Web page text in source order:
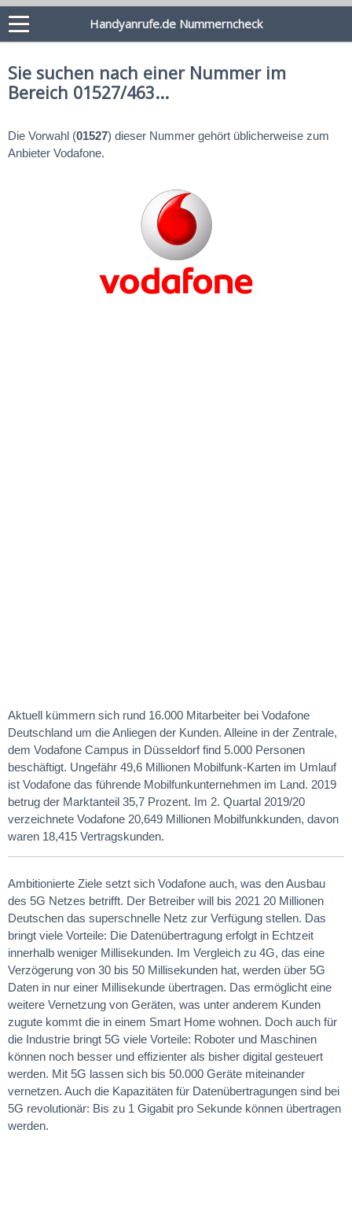
Handyanrufe.de Nummerncheck
Sie suchen nach einer Nummer im
Bereich 01527/463...
Die Vorwahl (01527) dieser Nummer gehört üblicherweise zum
Anbieter Vodafone.
Aktuell kümmern sich rund 16.000 Mitarbeiter bei Vodafone
Deutschland um die Anliegen der Kunden. Alleine in der Zentrale,
dem Vodafone Campus in Düsseldorf find 5.000 Personen
beschäftigt. Ungefähr 49,6 Millionen Mobilfunk-Karten im Umlauf
ist Vodafone das führende Mobilfunkunternehmen im Land. 2019
betrug der Marktanteil 35,7 Prozent. Im 2. Quartal 2019/20
verzeichnete Vodafone 20,649 Millionen Mobilfunkkunden, davon
waren 18,415 Vertragskunden.
Ambitionierte Ziele setzt sich Vodafone auch, was den Ausbau
des 5G Netzes betrifft. Der Betreiber will bis 2021 20 Millionen
Deutschen das superschnelle Netz zur Verfügung stellen. Das
bringt viele Vorteile: Die Datenübertragung erfolgt in Echtzeit
innerhalb weniger Millisekunden. Im Vergleich zu 4G, das eine
Verzögerung von 30 bis 50 Millisekunden hat, werden über 5G
Daten in nur einer Millisekunde übertragen. Das ermöglicht eine
weitere Vernetzung von Geräten, was unter anderem Kunden
zugute kommt die in einem Smart Home wohnen. Doch auch für
die Industrie bringt 5G viele Vorteile: Roboter und Maschinen
können noch besser und effizienter als bisher digital gesteuert
werden. Mit 5G lassen sich bis 50.000 Geräte miteinander
vernetzen. Auch die Kapazitäten für Datenübertragungen sind bei
5G revolutionär: Bis zu 1 Gigabit pro Sekunde können übertragen
werden.